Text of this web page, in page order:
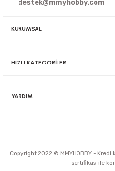
destek@mmyhobby.com
KURUMSAL
HIZLI KATEGORİLER
YARDIM
Copyright 2022 © MMYHOBBY - Kredi
sertifikası ile